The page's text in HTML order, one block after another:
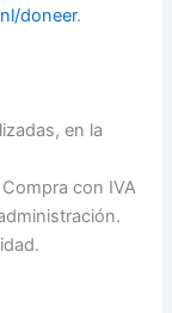
doneer.
en la
Compra con IVA